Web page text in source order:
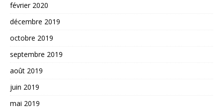
février 2020
décembre 2019
octobre 2019
septembre 2019
août 2019
juin 2019
mai 2019